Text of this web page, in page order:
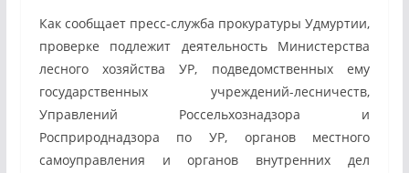
Как сообщает пресс-служба прокуратуры Удмуртии,
проверке подлежит деятельность Министерства
лесного хозяйства УР, подведомственных ему
государственных учреждений-лесничеств,
Управлений Россельхознадзора и
Росприроднадзора по УР, органов местного
самоуправления и органов внутренних дел